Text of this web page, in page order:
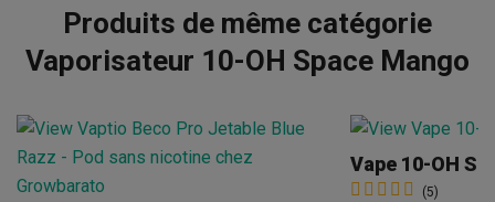
Produits de même catégorie
Vaporisateur 10-OH Space Mango
Vape 10-OH
(5)